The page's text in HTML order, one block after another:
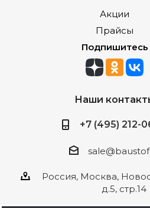
Акции
Прайсы
Подпишитесь
Наши
+7 (495) 212-
Россия, Москва,
д.5, стр.14